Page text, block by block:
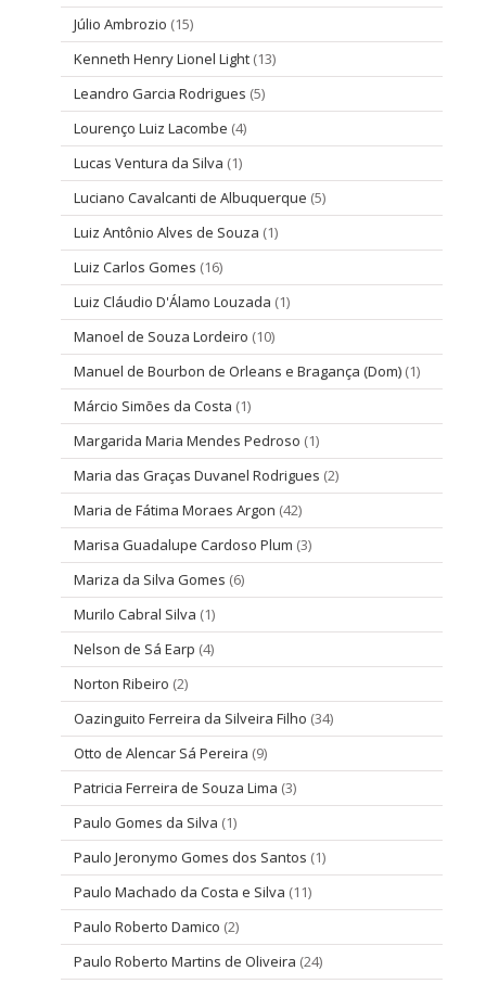
Júlio Ambrozio (15)
Kenneth Henry Lionel Light (13)
Leandro Garcia Rodrigues (5)
Lourenço Luiz Lacombe (4)
Lucas Ventura da Silva (1)
Luciano Cavalcanti de Albuquerque (5)
Luiz Antônio Alves de Souza (1)
Luiz Carlos Gomes (16)
Luiz Cláudio D'Álamo Louzada (1)
Manoel de Souza Lordeiro (10)
Manuel de Bourbon de Orleans e Bragança (Dom) (1)
Márcio Simões da Costa (1)
Margarida Maria Mendes Pedroso (1)
Maria das Graças Duvanel Rodrigues (2)
Maria de Fátima Moraes Argon (42)
Marisa Guadalupe Cardoso Plum (3)
Mariza da Silva Gomes (6)
Murilo Cabral Silva (1)
Nelson de Sá Earp (4)
Norton Ribeiro (2)
Oazinguito Ferreira da Silveira Filho (34)
Otto de Alencar Sá Pereira (9)
Patricia Ferreira de Souza Lima (3)
Paulo Gomes da Silva (1)
Paulo Jeronymo Gomes dos Santos (1)
Paulo Machado da Costa e Silva (11)
Paulo Roberto Damico (2)
Paulo Roberto Martins de Oliveira (24)